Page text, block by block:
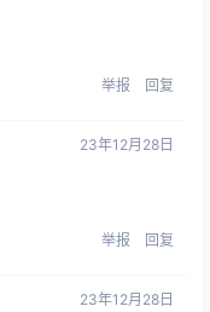
举报 回复
23年12月28日
举报 回复
23年12月28日